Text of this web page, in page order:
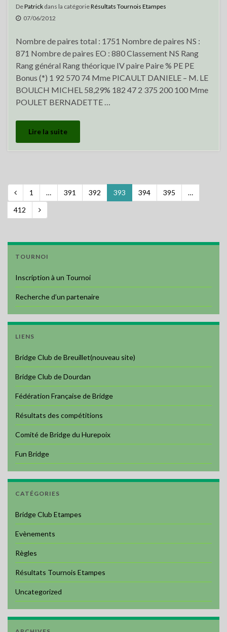
DePatrick dans la catégorieRésultats Tournois Etampes
07/06/2012
Nombre de paires total : 1751 Nombre de paires NS :
871 Nombre de paires EO : 880 Classement NS Rang
Rang général Rang théorique IV paire Paire % PE PE
Bonus (*) 1 92 570 74 Mme PICAULT DANIELE – M. LE
BOULCH MICHEL 58,29% 182 47 2 375 200 100 Mme
POULET BERNADETTE …
Lire la suite
1 … 391 392 393 394 395
…
412
TOURNOI
Inscription à un Tournoi
Recherche d’un partenaire
LIENS
Bridge Club de Breuillet(nouveau site)
Bridge Club de Dourdan
Fédération Française de Bridge
Résultats des compétitions
Comité de Bridge du Hurepoix
Fun Bridge
CATÉGORIES
Bridge Club Etampes
Evènements
Règles
Résultats Tournois Etampes
Uncategorized